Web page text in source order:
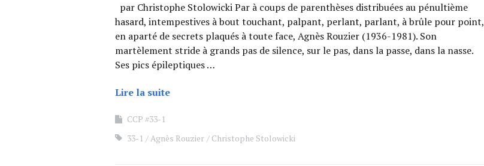
par Christophe Stolowicki Par à coups de parenthèses distribuées au pénultième
hasard, intempestives à bout touchant, palpant, perlant, parlant, à brûle pour point,
en aparté de secrets plaqués à toute face, Agnès Rouzier (1936-1981). Son
martèlement stride à grands pas de silence, sur le pas, dans la passe, dans la nasse.
Ses pics épileptiques …
Lire la suite
CCP #33-1
33-1
Agnès Rouzier Christophe Stolowicki